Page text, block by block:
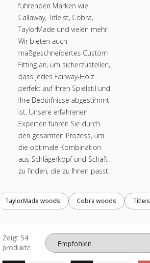
führenden Marken wie
Callaway, Titleist, Cobra,
TaylorMade und vielen mehr.
Wir bieten auch
maßgeschneidertes Custom
Fitting an, um sicherzustellen,
dass jedes Fairway-Holz
perfekt auf Ihren Spielstil und
Ihre Bedürfnisse abgestimmt
ist. Unsere erfahrenen
Experten führen Sie durch
den gesamten Prozess, um
die optimale Kombination
aus Schlägerkopf und Schaft
zu finden, die zu Ihnen passt.
TaylorMade woods Cobra woods
Zeigt 54
produkte